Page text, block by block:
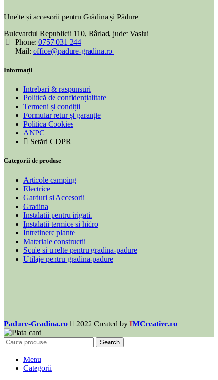
Unelte și accesorii pentru Grădina și Pădure
Bulevardul Republicii 110, Bârlad, judet Vaslui
Phone: 0757 031 244
Mail: office@padure-gradina.ro
Informații
Intrebari & raspunsuri
Politică de confidențialitate
Termeni și condiții
Formular retur și garanție
Politica Cookies
ANPC
Setări GDPR
Categorii de produse
Articole camping
Electrice
Garduri si Accesorii
Gradina
Instalatii pentru irigatii
Instalatii termice si hidro
Întretinere plante
Materiale constructii
Scule si unelte pentru gradina-padure
Utilaje pentru gradina-padure
Padure-Gradina.ro 2022 Created by IMCreative.ro
Search
Menu
Categorii